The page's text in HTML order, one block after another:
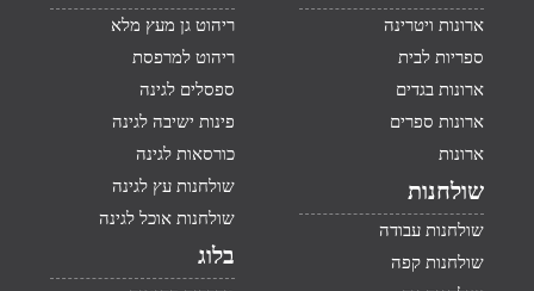
ארונות ויטרינה
ספריות לבית
ארונות בגדים
ארונות ספרים
ארונות
שולחנות
שולחנות עבודה
שולחנות קפה
ריהוט גן מעץ מלא
ריהוט למרפסת
ספסלים לגינה
פינות ישיבה לגינה
כורסאות לגינה
שולחנות עץ לגינה
שולחנות אוכל לגינה
בלוג